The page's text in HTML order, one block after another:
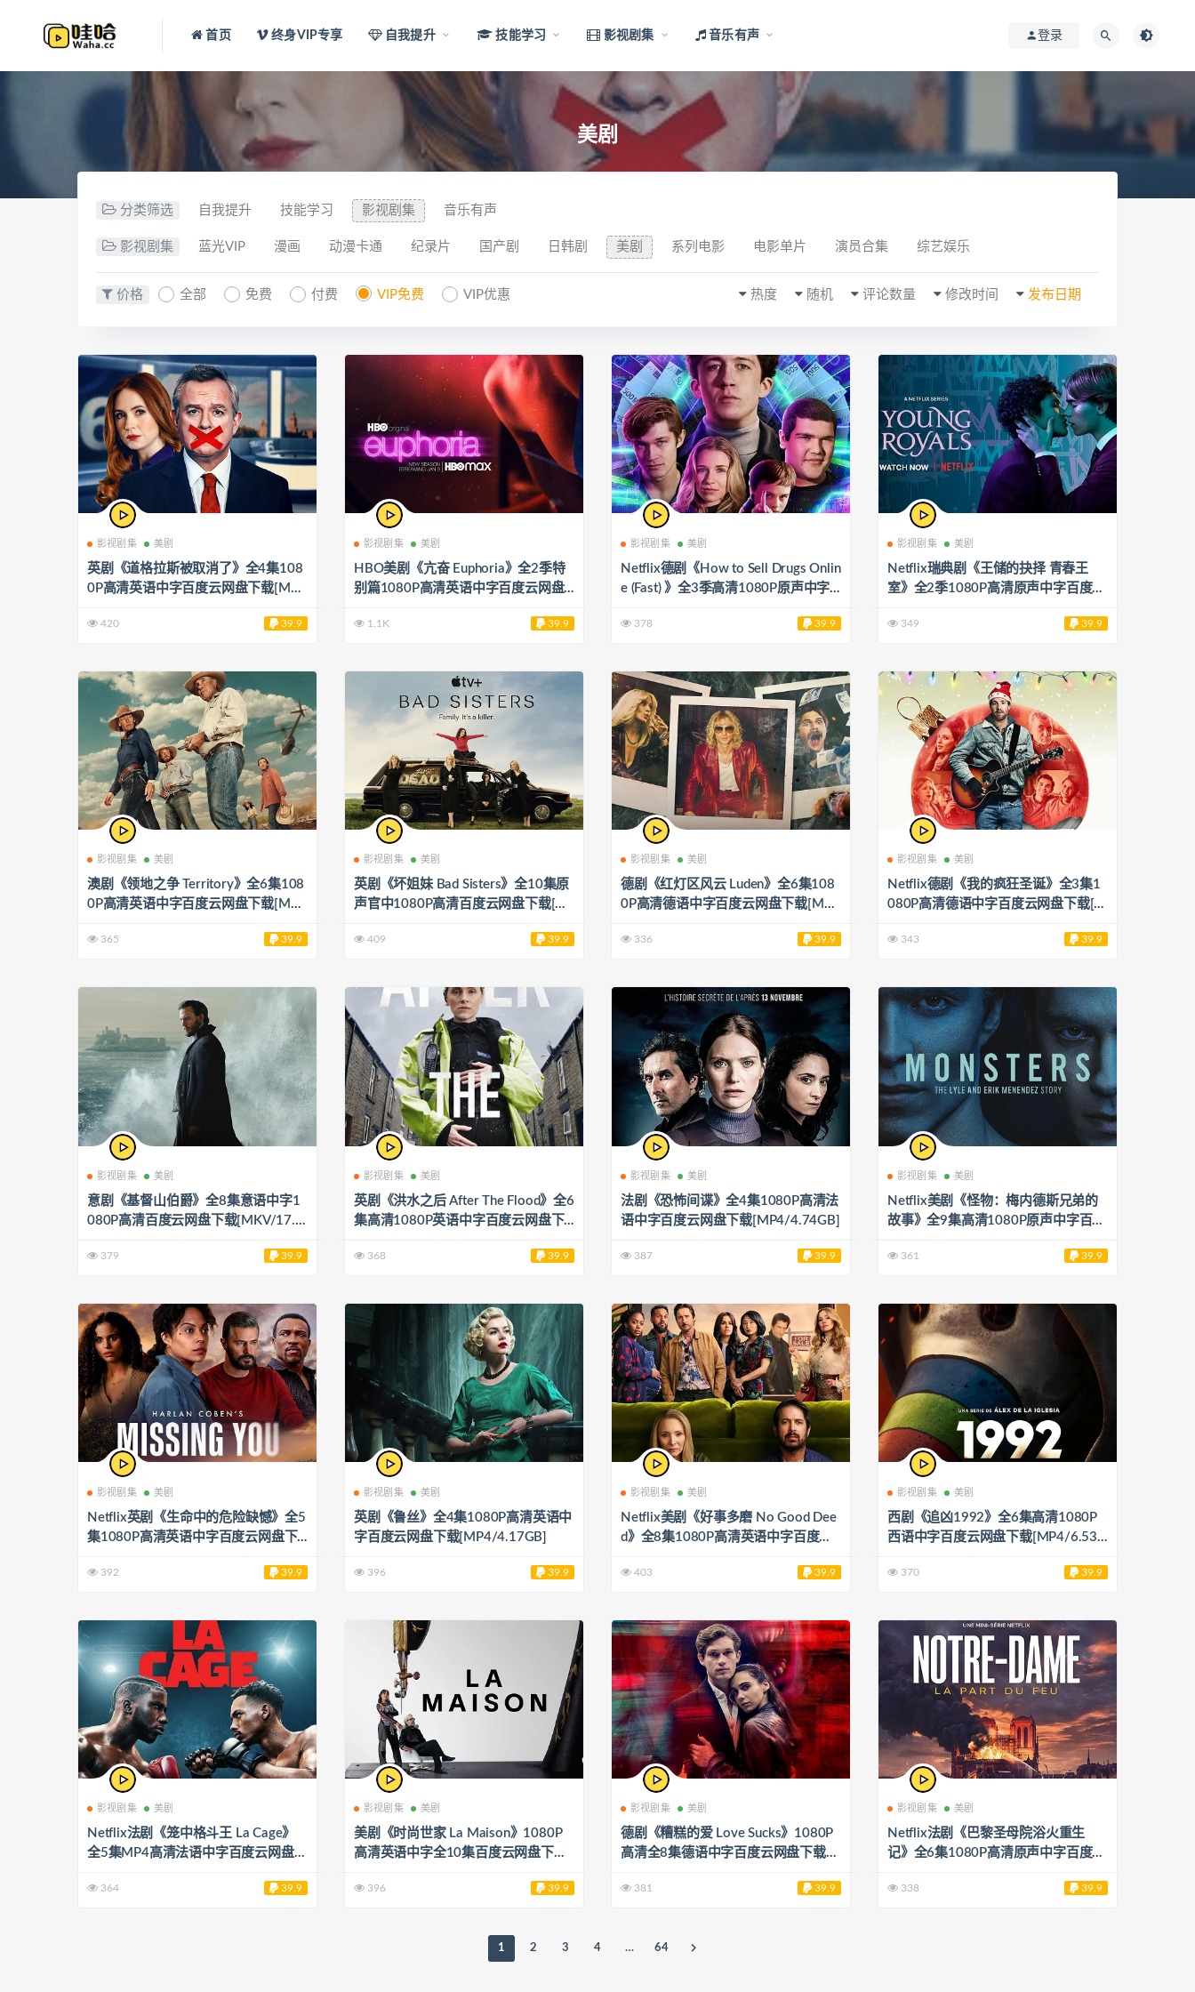
首页 终身VIP专享 自我提升 技能学习 影视剧集 音乐有声 登录
美剧
分类筛选 自我提升 技能学习 影视剧集 音乐有声
影视剧集 蓝光VIP 漫画 动漫卡通 纪录片 国产剧 日韩剧 美剧 系列电影 电影单片 演员合集 综艺娱乐
价格 全部 免费 付费 VIP免费 VIP优惠 发布日期
修改时间
评论数量
随机
热度
影视剧集 美剧
英剧《道格拉斯被取消了》全4集108
0P高清英语中字百度云网盘下载[MP
420 39.9
影视剧集 美剧
HBO美剧《亢奋 Euphoria》全2季特
别篇1080P高清英语中字百度云网盘
1.1K 39.9
影视剧集 美剧
Netflix德剧《How to Sell Drugs Onlin
e (Fast) 》全3季高清1080P原声中字
378 39.9
影视剧集 美剧
Netflix瑞典剧《王储的抉择 青春王
室》全2季1080P高清原声中字百度云
349 39.9
影视剧集 美剧
澳剧《领地之争 Territory》全6集108
0P高清英语中字百度云网盘下载[MP
365 39.9
影视剧集 美剧
英剧《坏姐妹 Bad Sisters》全10集原
声官中1080P高清百度云网盘下载[M
409 39.9
影视剧集 美剧
德剧《红灯区风云 Luden》全6集108
0P高清德语中字百度云网盘下载[MP
336 39.9
影视剧集 美剧
Netflix德剧《我的疯狂圣诞》全3集1
080P高清德语中字百度云网盘下载[M
343 39.9
影视剧集 美剧
意剧《基督山伯爵》全8集意语中字1
080P高清百度云网盘下载[MKV/17.9
379 39.9
影视剧集 美剧
英剧《洪水之后 After The Flood》全6
集高清1080P英语中字百度云网盘下
368 39.9
影视剧集 美剧
法剧《恐怖间谍》全4集1080P高清法
语中字百度云网盘下载[MP4/4.74GB]
387 39.9
影视剧集 美剧
Netflix美剧《怪物：梅内德斯兄弟的
故事》全9集高清1080P原声中字百度
361 39.9
影视剧集 美剧
Netflix英剧《生命中的危险缺憾》全5
集1080P高清英语中字百度云网盘下
392 39.9
影视剧集 美剧
英剧《鲁丝》全4集1080P高清英语中
字百度云网盘下载[MP4/4.17GB]
396 39.9
影视剧集 美剧
Netflix美剧《好事多磨 No Good Dee
d》全8集1080P高清英语中字百度云
403 39.9
影视剧集 美剧
西剧《追凶1992》全6集高清1080P
西语中字百度云网盘下载[MP4/6.53G
370 39.9
影视剧集 美剧
Netflix法剧《笼中格斗王 La Cage》
全5集MP4高清法语中字百度云网盘下
364 39.9
影视剧集 美剧
美剧《时尚世家 La Maison》1080P
高清英语中字全10集百度云网盘下载
396 39.9
影视剧集 美剧
德剧《糟糕的爱 Love Sucks》1080P
高清全8集德语中字百度云网盘下载
381 39.9
影视剧集 美剧
Netflix法剧《巴黎圣母院浴火重生
记》全6集1080P高清原声中字百度云
338 39.9
1 2 3 4 … 64